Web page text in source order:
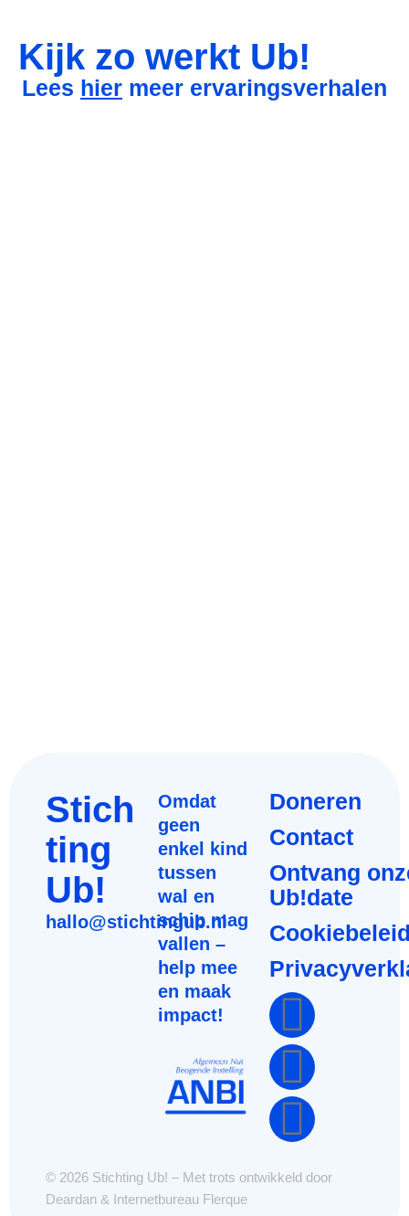
Kijk zo werkt Ub!
Lees hier meer ervaringsverhalen
Stich
ting
Ub!
hallo@stichtingub.nl
Omdat
geen
enkel kind
tussen
wal en
schip mag
vallen –
help mee
en maak
impact!
Doneren
Contact
Ontvang
Ub!date
© 2026 Stichting Ub! – Met trots ontwikkeld door
Deardan & Internetbureau Flerque